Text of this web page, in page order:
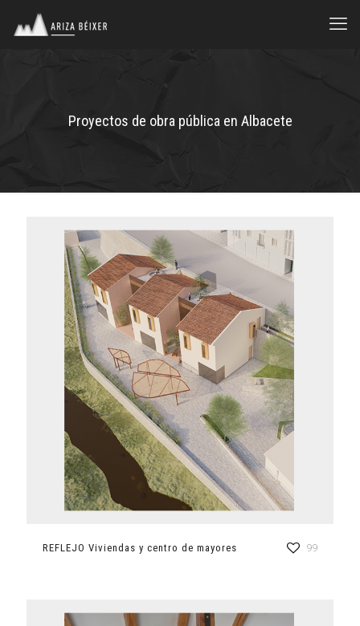
Proyectos de obra pública en Albacete
REFLEJO Viviendas y centro de mayores 99